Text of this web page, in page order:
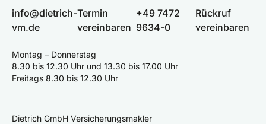
info@dietrich-
vm.de
Termin
vereinbaren
+49 7472
9634-0
Rückruf
vereinbaren
Montag – Donnerstag
8.30 bis 12.30 Uhr und 13.30 bis 17.00 Uhr
Freitags 8.30 bis 12.30 Uhr
Dietrich GmbH Versicherungsmakler